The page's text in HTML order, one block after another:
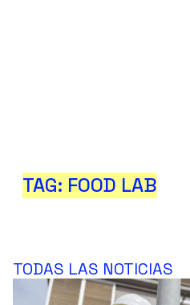
TAG: FOOD LAB
TODAS LAS NOTICIAS